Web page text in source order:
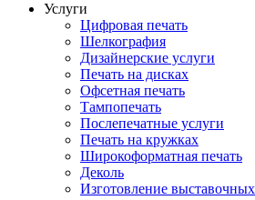
Услуги
Цифровая печать
Шелкография
Дизайнерские услуги
Печать на дисках
Офсетная печать
Тампопечать
Послепечатные услуги
Печать на кружках
Широкоформатная печать
Деколь
Изготовление